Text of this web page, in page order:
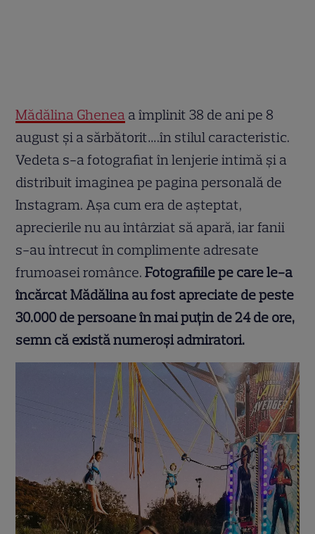
Mădălina Ghenea a împlinit 38 de ani pe 8
august și a sărbătorit….în stilul caracteristic.
Vedeta s-a fotografiat în lenjerie intimă și a
distribuit imaginea pe pagina personală de
Instagram. Așa cum era de așteptat,
aprecierile nu au întârziat să apară, iar fanii
s-au întrecut în complimente adresate
frumoasei românce.Fotografiile pe care le-a
încărcat Mădălina au fost apreciate de peste
30.000 de persoane în mai puțin de 24 de ore,
semn că există numeroși admiratori.